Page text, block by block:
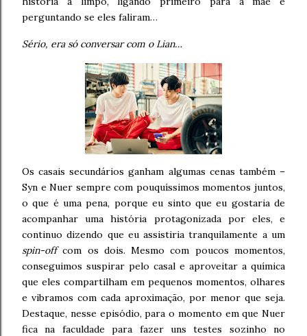
perguntando se eles faliram…
Sério, era só conversar com o Lian…
Os casais secundários ganham algumas cenas também –
Syn e Nuer sempre com pouquíssimos momentos juntos,
o que é uma pena, porque eu sinto que eu gostaria de
acompanhar uma história protagonizada por eles, e
continuo dizendo que eu assistiria tranquilamente a um
spin-offcom os dois. Mesmo com poucos momentos,
conseguimos suspirar pelo casal e aproveitar a química
que eles compartilham em pequenos momentos, olhares
e vibramos com cada aproximação, por menor que seja.
Destaque, nesse episódio, para o momento em que Nuer
fica na faculdade para fazer uns testes sozinho no